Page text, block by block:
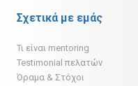
Σχετικά με εμάς
Τι είναι mentoring
Testimonial πελατών
Όραμα & Στόχοι